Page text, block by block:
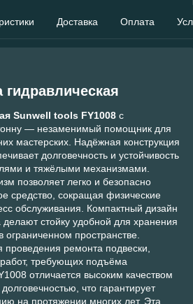
Доставка Оплата
гидравлическая
Sunwell tools FY1008 с
— незаменимый помощник для
мастерских. Надёжная конструкция
долговечность и устойчивость
и тяжёлыми механизмами.
позволяет легко и безопасно
средство, сокращая физические
обслуживания. Компактный дизайн
стойку удобной для хранения
ограниченном пространстве.
проведения ремонта подвески,
требующих подъёма
отличается высоким качеством
что гарантирует
на протяжении многих лет. Эта